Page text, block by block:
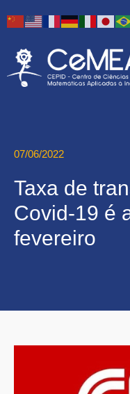
07/06/2022
Taxa de
Covid-19 é
fevereiro